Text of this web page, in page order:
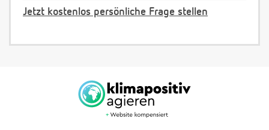
Jetzt kostenlos persönliche Frage stellen